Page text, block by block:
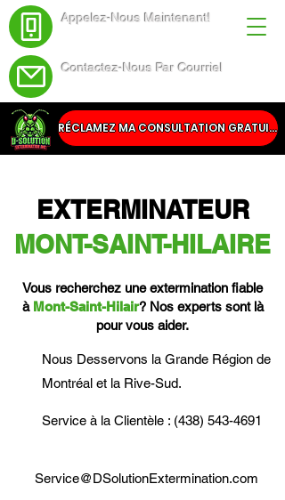
RÉCLAMEZ MA CONSULTATION GRATUITE
Appelez-Nous Maintenant!
Contactez-Nous Par Courriel
EXTERMINATEUR
MONT-SAINT-HILAIRE
Vous recherchez une extermination fiable
à Mont-Saint-Hilair? Nos experts sont là
pour vous aider.
Nous Desservons la Grande Région de
Montréal et la Rive-Sud.
Service à la Clientèle : (438) 543-4691
Service@DSolutionExtermination.com